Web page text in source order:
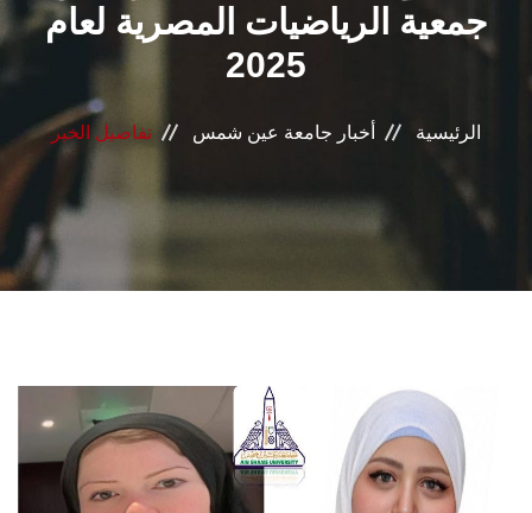
الرعاية الصحية
المراكز والوحدات
الأنظمة الذكية
الإعلام
تواصل معنا
هيئة التدريس
الدراسات العليا
جمعية الرياضيات المصرية لعام
2025
الرئيسية أخبار جامعة عين شمس تفاصيل الخبر